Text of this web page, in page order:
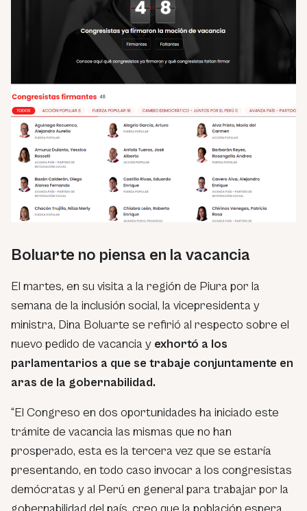
Boluarte no piensa en la vacancia
El martes, en su visita a la región de Piura por la
semana de la inclusión social, la vicepresidenta y
ministra, Dina Boluarte se refirió al respecto sobre el
nuevo pedido de vacancia y exhortó a los
parlamentarios a que se trabaje conjuntamente en
aras de la gobernabilidad.
“El Congreso en dos oportunidades ha iniciado este
trámite de vacancia las mismas que no han
prosperado, esta es la tercera vez que se estaría
presentando, en todo caso invocar a los congresistas
demócratas y al Perú en general para trabajar por la